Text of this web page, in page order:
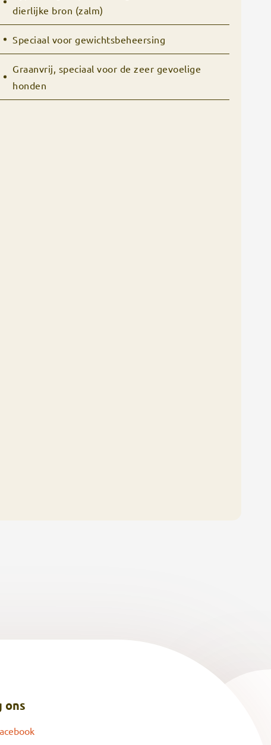
dierlijke bron (zalm)
Speciaal voor gewichtsbeheersing
Graanvrij, speciaal voor de zeer gevoelige
honden
ons